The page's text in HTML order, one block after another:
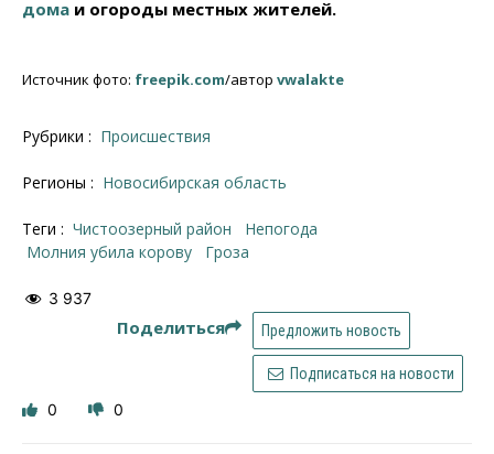
дома и огороды местных жителей.
Источник фото: freepik.com/автор vwalakte
Рубрики : Происшествия
Регионы : Новосибирская область
Теги : Чистоозерный район
Непогода
молния убила корову
гроза
3 937
Поделиться Предложить новость
Подписаться на новости
0 0